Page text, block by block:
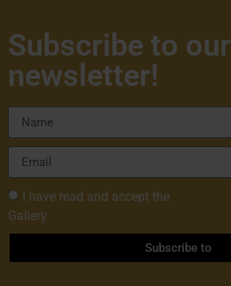
Subscribe to our
newsletter!
I have read and accept the
Gallery
Subscribe to